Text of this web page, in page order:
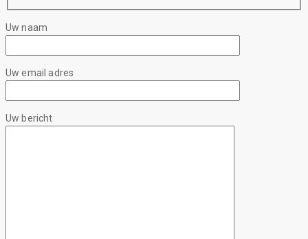
Uw naam
Uw email adres
Uw bericht